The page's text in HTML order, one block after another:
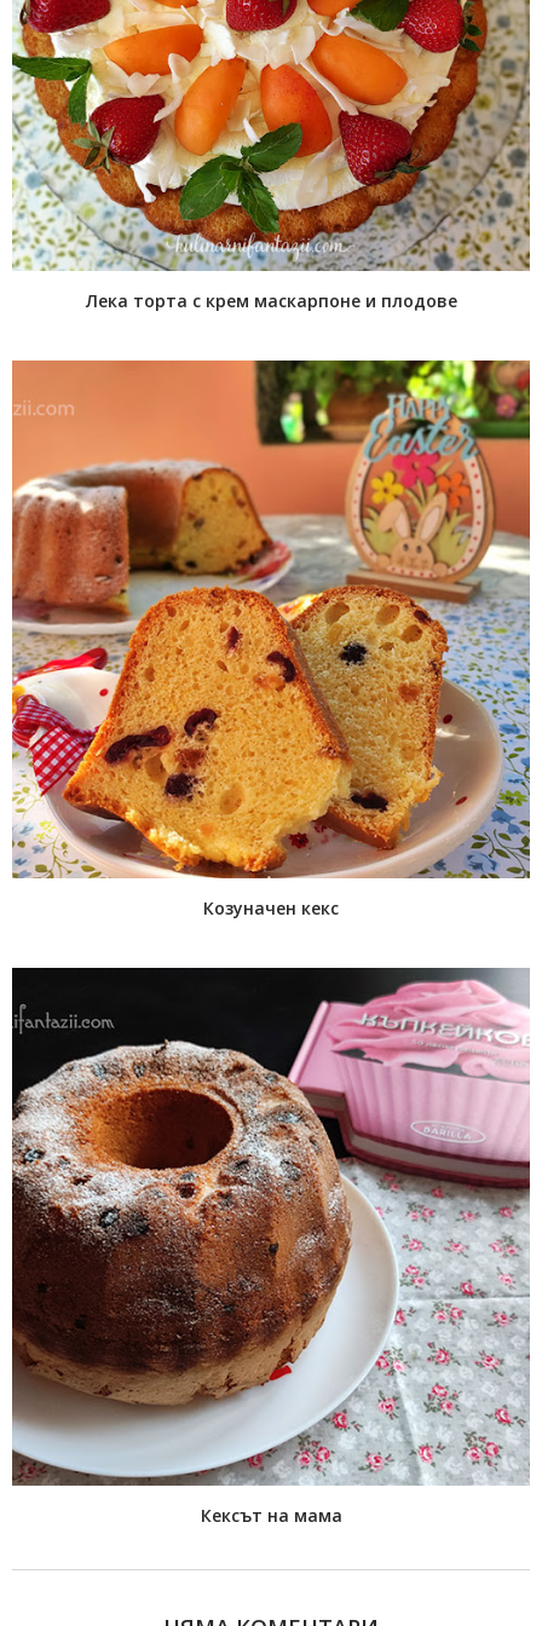
Лека торта с крем маскарпоне и плодове
Козуначен кекс
Кексът на мама